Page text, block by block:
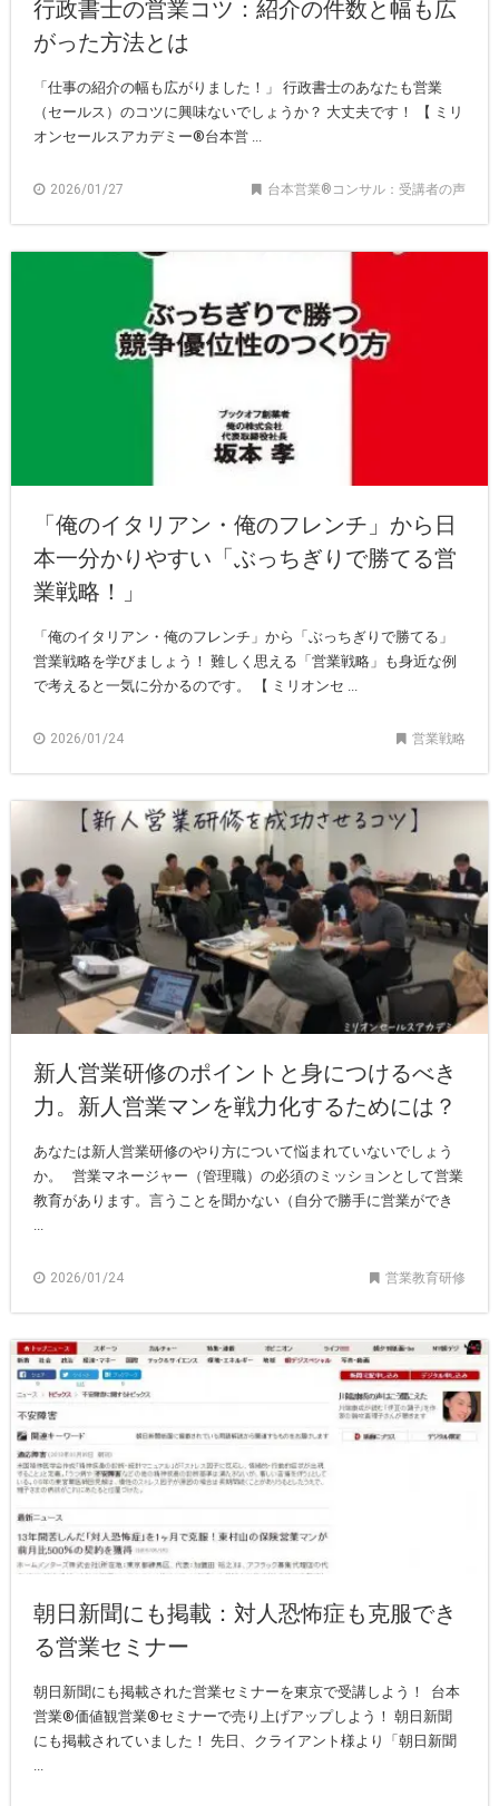
行政書士の営業コツ：紹介の件数と幅も広
がった方法とは
「仕事の紹介の幅も広がりました！」 行政書士のあなたも営業
（セールス）のコツに興味ないでしょうか？ 大丈夫です！ 【 ミリ
オンセールスアカデミー®︎台本営 ...
2026/01/27 台本営業®︎コンサル：受講者の声
「俺のイタリアン・俺のフレンチ」から日
本一分かりやすい「ぶっちぎりで勝てる営
業戦略！」
「俺のイタリアン・俺のフレンチ」から「ぶっちぎりで勝てる」
営業戦略を学びましょう！ 難しく思える「営業戦略」も身近な例
で考えると一気に分かるのです。 【 ミリオンセ ...
2026/01/24 営業戦略
新人営業研修のポイントと身につけるべき
力。新人営業マンを戦力化するためには？
あなたは新人営業研修のやり方について悩まれていないでしょう
か。 営業マネージャー（管理職）の必須のミッションとして営業
教育があります。言うことを聞かない（自分で勝手に営業ができ
...
2026/01/24 営業教育研修
朝日新聞にも掲載：対人恐怖症も克服でき
る営業セミナー
朝日新聞にも掲載された営業セミナーを東京で受講しよう！ 台本
営業®︎価値観営業®︎セミナーで売り上げアップしよう！ 朝日新聞
にも掲載されていました！ 先日、クライアント様より「朝日新聞